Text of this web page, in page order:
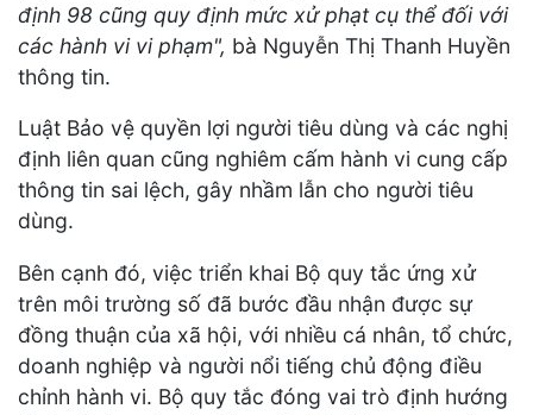
định 98 cũng quy định mức xử phạt cụ thể đối với
các hành vi vi phạm", bà Nguyễn Thị Thanh Huyền
thông tin.
Luật Bảo vệ quyền lợi người tiêu dùng và các nghị
định liên quan cũng nghiêm cấm hành vi cung cấp
thông tin sai lệch, gây nhầm lẫn cho người tiêu
dùng.
Bên cạnh đó, việc triển khai Bộ quy tắc ứng xử
trên môi trường số đã bước đầu nhận được sự
đồng thuận của xã hội, với nhiều cá nhân, tổ chức,
doanh nghiệp và người nổi tiếng chủ động điều
chỉnh hành vi. Bộ quy tắc đóng vai trò định hướng